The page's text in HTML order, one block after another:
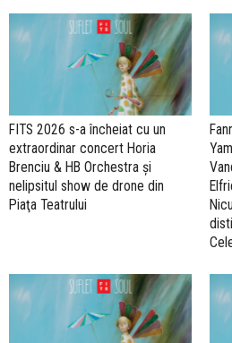
FITS 2026 s-a încheiat cu un
extraordinar concert Horia
Brenciu & HB Orchestra şi
nelipsitul show de drone din
Piaţa Teatrului